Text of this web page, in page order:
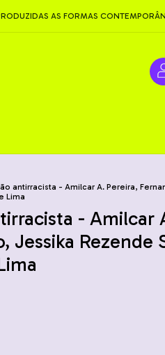
AS FORMAS CONTEMPORÂNEAS
antirracista - Amilcar A. Pereira,
Lima
- Amilcar
Jessika Rezende